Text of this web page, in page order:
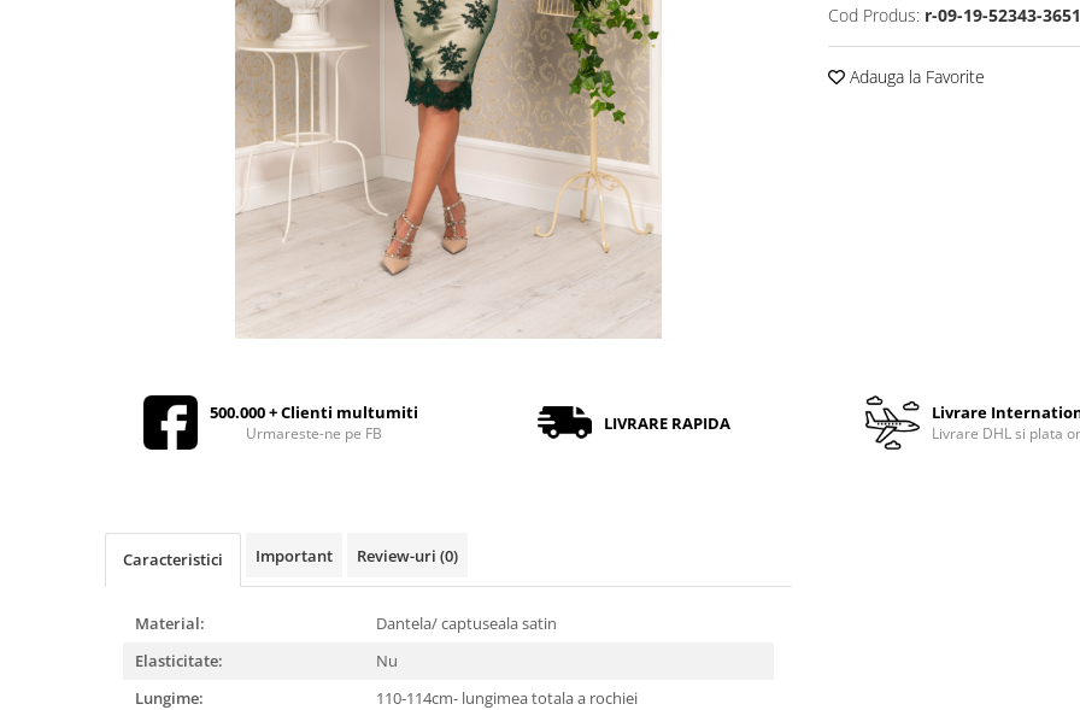
Cod Produs: r-09-19-52343-
Adauga la Favorite
500.000 + Clienti multumiti
Urmareste-ne pe FB LIVRARE RAPIDA Livrare
Livrare DHL si plata
Caracteristici Important Review-uri (0)
Material:
Dantela/ captuseala satin
Elasticitate:
Nu
Lungime:
110-114cm- lungimea totala a rochiei